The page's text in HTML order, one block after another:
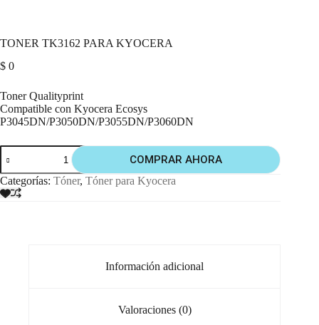
TONER TK3162 PARA KYOCERA
$ 0
Toner Qualityprint
Compatible con Kyocera Ecosys
P3045DN/P3050DN/P3055DN/P3060DN
COMPRAR AHORA
Categorías: Tóner, Tóner para Kyocera
Información adicional
Valoraciones (0)